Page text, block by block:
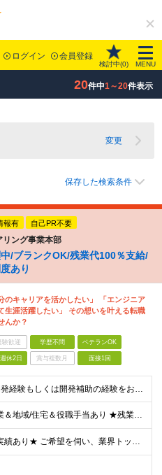
ログイン 会員登録
検討中(0) MENU
20件中1～20件表示
変更
保存した検索条件
報有 自己PR不要
リング事業本部
/ブランクOK/残業代100％支給/
あり
のキャリアを活かしたい」 「エンジニア
生涯活躍したい」 その想いを叶える転職
んか？
験歓迎 学歴不問 ベテランOK
休2日 賞与複数月 面接1回
■何らかの開発経験もしくは開発補助の経験をお持ちの方 ■学歴不問 ★ブランクのある方、地方在住の方も大歓迎です！
★通勤＆就業＆地域/住宅＆役職手当あり ★残業代は全額支給 ★選べる給与制度あり！ ★東京・神奈川・千葉・埼玉勤務の場合 月給23.5万円～55万円＋諸手当 （残業代は全額支給） (20,000円の
★リモート実績あり★ ご希望を伺い、業界トップクラス約7,000件の取引事業所数、90,000件以上のプロジェクトから検討をいたします。 全国の取引先での就業となります（沖縄を除く） ※勤務地